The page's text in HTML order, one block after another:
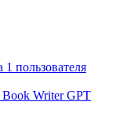
1 пользователя
Writer GPT